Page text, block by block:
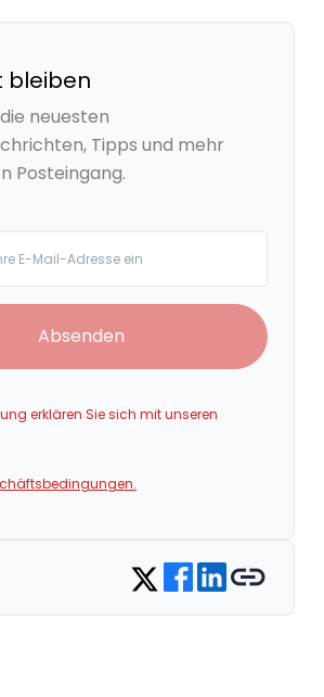
bleiben
neuesten
Tipps und mehr
Posteingang.
Absenden
erklären Sie sich mit unseren
Share on Twitter
Share on Facebook
Share on LinkedIn
Copy link